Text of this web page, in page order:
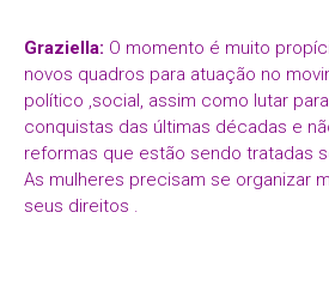
Graziella: O momento é muito
novos quadros para atuação no
político ,social, assim como lutar
conquistas das últimas décadas e
reformas que estão sendo tratadas
As mulheres precisam se organizar
seus direitos .